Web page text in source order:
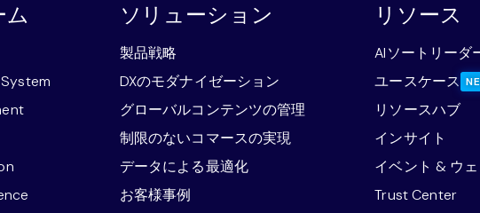
ム ソリューション
製品戦略
DXのモダナイゼーション
グローバルコンテンツの管理
制限のないコマースの実現
データによる最適化
お客様事例
リソース
AIソートリーダ
ユースケース
リソースハブ
インサイト
イベント & ウ
Trust Center